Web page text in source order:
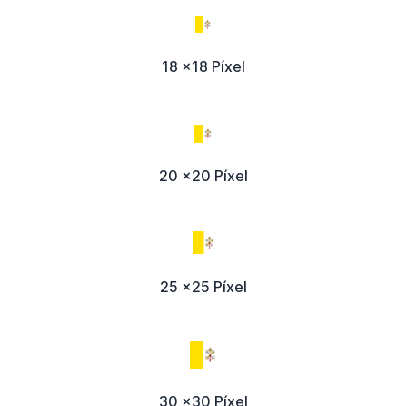
18 x18 Píxel
20 x20 Píxel
25 x25 Píxel
30 x30 Píxel